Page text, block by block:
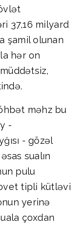
37,16 milyard
şamil olunan
hər on
məhz bu
-
- gözəl
sualın
pulu
tipli kütləvi
yerinə
çoxdan